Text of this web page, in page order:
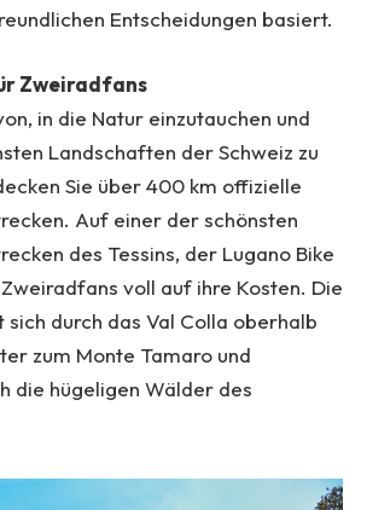
Entscheidungen basiert.
Zweiradfans
in die Natur einzutauchen und
Landschaften der Schweiz zu
Sie über 400 km offizielle
Auf einer der schönsten
des Tessins, der Lugano Bike
voll auf ihre Kosten. Die
sich durch das Val Colla oberhalb
zum Monte Tamaro und
die hügeligen Wälder des